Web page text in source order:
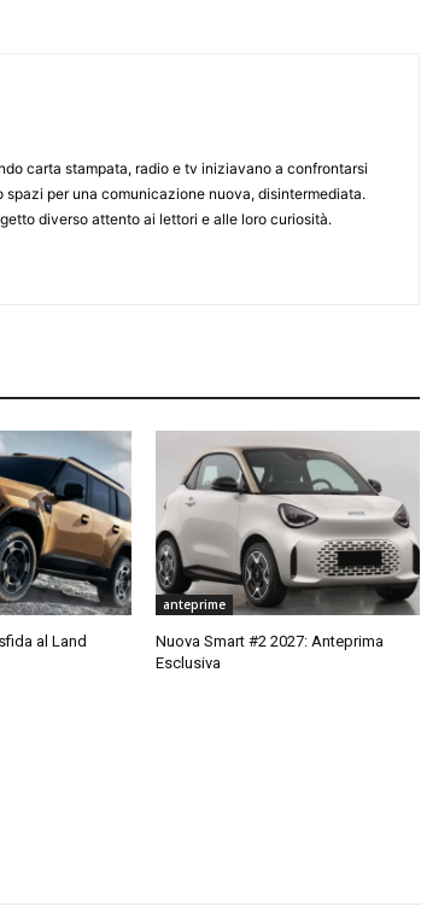
carta stampata, radio e tv iniziavano a confrontarsi
per una comunicazione nuova, disintermediata.
diverso attento ai lettori e alle loro curiosità.
al Land
anteprime
Nuova Smart #2 2027: Anteprima
Esclusiva